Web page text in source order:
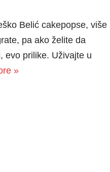
Belić cakepopse, više
pa ako želite da
evo prilike. Uživajte u
»